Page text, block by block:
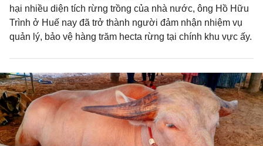
hại nhiều diện tích rừng trồng của nhà nước, ông Hồ Hữu
Trình ở Huế nay đã trở thành người đảm nhận nhiệm vụ
quản lý, bảo vệ hàng trăm hecta rừng tại chính khu vực ấy.